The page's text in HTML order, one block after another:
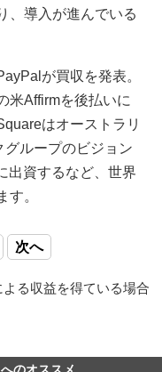
、導入が進んでいる
が買収を発表。
米Affirmを後払いに
はオーストラリ
ループのビジョン
出資するなど、世界
す。
次へ
る収益を得ている場合